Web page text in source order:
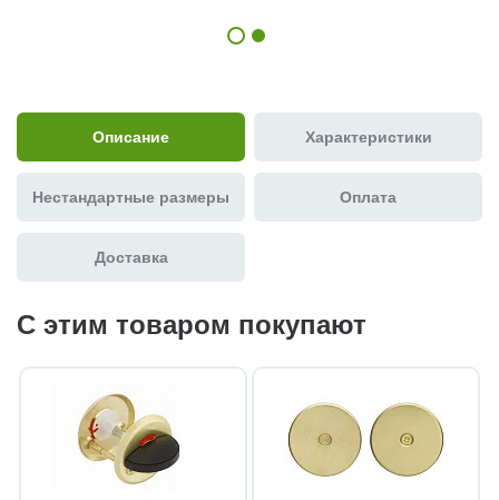
Описание Характеристики
Нестандартные размеры Оплата
Доставка
С этим товаром покупают